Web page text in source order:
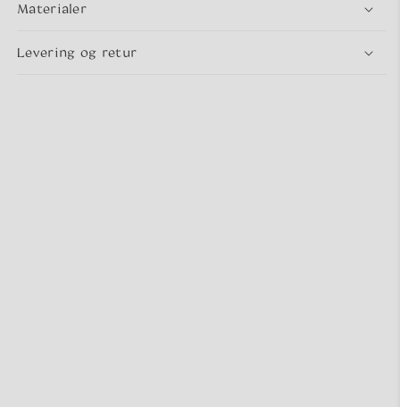
Materialer
Levering og retur